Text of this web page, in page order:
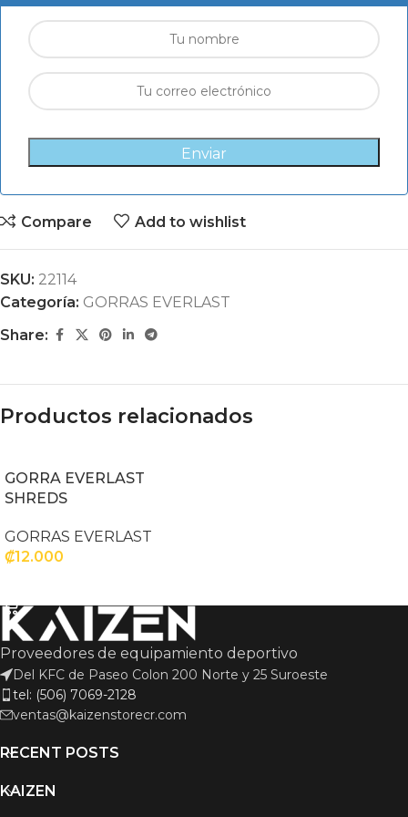
Enviar
Compare Add to wishlist
SKU: 22114
Categoría: GORRAS EVERLAST
Share:
Productos relacionados
GORRA EVERLAST
SHREDS
GORRAS EVERLAST
₡12.000
Proveedores de equipamiento deportivo
Del KFC de Paseo Colon 200 Norte y 25 Suroeste
tel: (506) 7069-2128
ventas@kaizenstorecr.com
RECENT POSTS
KAIZEN